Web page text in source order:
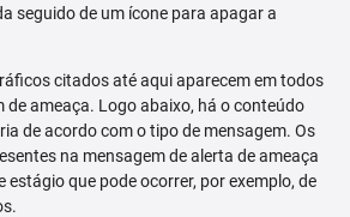
seguido de um ícone para apagar a
citados até aqui aparecem em todos
de ameaça. Logo abaixo, há o conteúdo
de acordo com o tipo de mensagem. Os
na mensagem de alerta de ameaça
estágio que pode ocorrer, por exemplo, de